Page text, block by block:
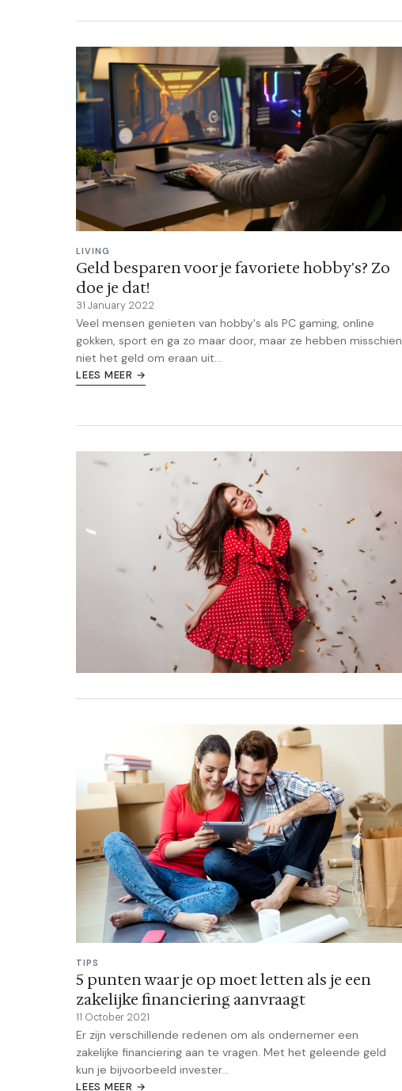
LIVING
Geld besparen voor je favoriete hobby's? Zo
doe je dat!
31 January 2022
Veel mensen genieten van hobby's als PC gaming, online
gokken, sport en ga zo maar door, maar ze hebben misschien
niet het geld om eraan uit...
LEES MEER →
TIPS
5 punten waar je op moet letten als je een
zakelijke financiering aanvraagt
11 October 2021
Er zijn verschillende redenen om als ondernemer een
zakelijke financiering aan te vragen. Met het geleende geld
kun je bijvoorbeeld invester...
LEES MEER →